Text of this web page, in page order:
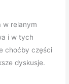
w relanym
i w tych
choćby części
dyskusje.